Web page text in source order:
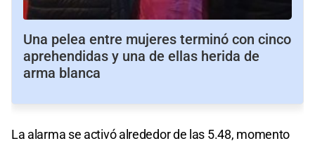
Una pelea entre mujeres terminó con cinco
aprehendidas y una de ellas herida de
arma blanca
La alarma se activó alrededor de las 5.48, momento